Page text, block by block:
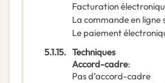
Facturation
La commande en ligne
Le paiement
5.1.15. Techniques
Accord-cadre:
Pas d’accord-cadre